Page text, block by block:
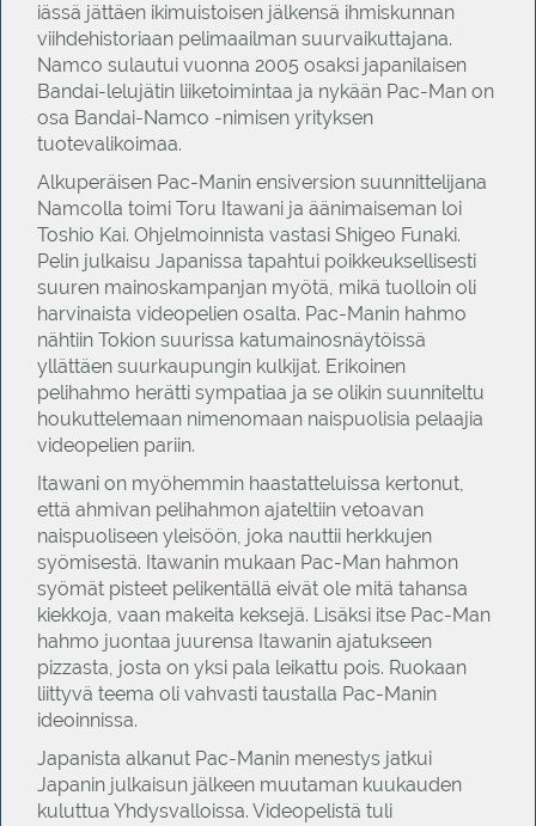
iässä jättäen ikimuistoisen jälkensä ihmiskunnan
viihdehistoriaan pelimaailman suurvaikuttajana.
Namco sulautui vuonna 2005 osaksi japanilaisen
Bandai-lelujätin liiketoimintaa ja nykään Pac-Man on
osa Bandai-Namco -nimisen yrityksen
tuotevalikoimaa.
Alkuperäisen Pac-Manin ensiversion suunnittelijana
Namcolla toimi Toru Itawani ja äänimaiseman loi
Toshio Kai. Ohjelmoinnista vastasi Shigeo Funaki.
Pelin julkaisu Japanissa tapahtui poikkeuksellisesti
suuren mainoskampanjan myötä, mikä tuolloin oli
harvinaista videopelien osalta. Pac-Manin hahmo
nähtiin Tokion suurissa katumainosnäytöissä
yllättäen suurkaupungin kulkijat. Erikoinen
pelihahmo herätti sympatiaa ja se olikin suunniteltu
houkuttelemaan nimenomaan naispuolisia pelaajia
videopelien pariin.
Itawani on myöhemmin haastatteluissa kertonut,
että ahmivan pelihahmon ajateltiin vetoavan
naispuoliseen yleisöön, joka nauttii herkkujen
syömisestä. Itawanin mukaan Pac-Man hahmon
syömät pisteet pelikentällä eivät ole mitä tahansa
kiekkoja, vaan makeita keksejä. Lisäksi itse Pac-Man
hahmo juontaa juurensa Itawanin ajatukseen
pizzasta, josta on yksi pala leikattu pois. Ruokaan
liittyvä teema oli vahvasti taustalla Pac-Manin
ideoinnissa.
Japanista alkanut Pac-Manin menestys jatkui
Japanin julkaisun jälkeen muutaman kuukauden
kuluttua Yhdysvalloissa. Videopelistä tuli